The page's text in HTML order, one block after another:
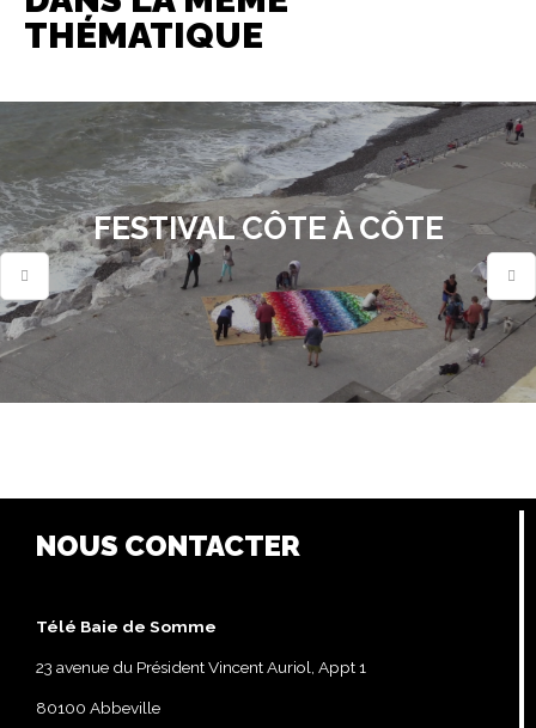
THÉMATIQUE
FESTIVAL CÔTE À CÔTE
NOUS CONTACTER
Télé Baie de Somme
23 avenue du Président Vincent Auriol, Appt 1
80100 Abbeville